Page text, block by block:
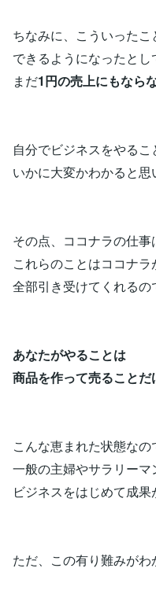
ちなみに、こういったこ
できるようになったとし
まだ1円の売上にもなら
自分でビジネスをやるこ
いかに大変かわかると思
その点、ココナラの仕事
これらのことはココナラ
全部引き受けてくれるの
あなたがやることは
商品を作って売ることだ
こんな恵まれた状態なの
一般の主婦やサラリーマ
ビジネスをはじめて成果
ただ、この有り難みがわ